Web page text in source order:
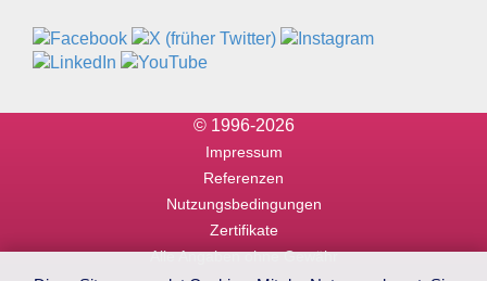
© 1996-2026
Impressum
Referenzen
Nutzungsbedingungen
Zertifikate
Alle Angaben ohne Gewähr